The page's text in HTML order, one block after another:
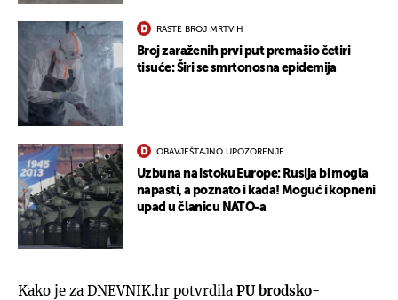
RASTE BROJ MRTVIH
Broj zaraženih prvi put premašio četiri
tisuće: Širi se smrtonosna epidemija
OBAVJEŠTAJNO UPOZORENJE
Uzbuna na istoku Europe: Rusija bi mogla
napasti, a poznato i kada! Moguć i kopneni
upad u članicu NATO-a
Kako je za DNEVNIK.hr potvrdila PU brodsko-